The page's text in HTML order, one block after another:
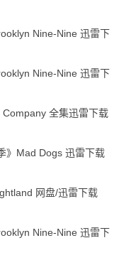
Nine-Nine 迅雷下
Nine-Nine 迅雷下
全集迅雷下载
》Mad Dogs 迅雷下载
网盘/迅雷下载
Nine-Nine 迅雷下